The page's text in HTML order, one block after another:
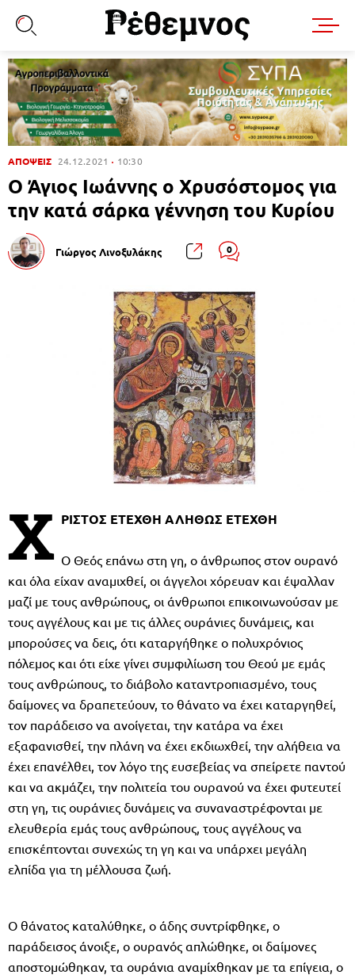
ΑΠΟΨΕΙΣ 24.12.2021 10:30
Ο Άγιος Ιωάννης ο Χρυσόστομος για
την κατά σάρκα γέννηση του Κυρίου
Γιώργος Λινοξυλάκης 0
Χ ΡΙΣΤΟΣ ΕΤΕΧΘΗ ΑΛΗΘΩΣ ΕΤΕΧΘΗ
Ο Θεός επάνω στη γη, ο άνθρωπος στον ουρανό
και όλα είχαν αναμιχθεί, οι άγγελοι χόρευαν και έψαλλαν
μαζί με τους ανθρώπους, οι άνθρωποι επικοινωνούσαν με
τους αγγέλους και με τις άλλες ουράνιες δυνάμεις, και
μπορούσες να δεις, ότι καταργήθηκε ο πολυχρόνιος
πόλεμος και ότι είχε γίνει συμφιλίωση του Θεού με εμάς
τους ανθρώπους, το διάβολο καταντροπιασμένο, τους
δαίμονες να δραπετεύουν, το θάνατο να έχει καταργηθεί,
τον παράδεισο να ανοίγεται, την κατάρα να έχει
εξαφανισθεί, την πλάνη να έχει εκδιωχθεί, την αλήθεια να
έχει επανέλθει, τον λόγο της ευσεβείας να σπείρετε παντού
και να ακμάζει, την πολιτεία του ουρανού να έχει φυτευτεί
στη γη, τις ουράνιες δυνάμεις να συναναστρέφονται με
ελευθερία εμάς τους ανθρώπους, τους αγγέλους να
επισκέπτονται συνεχώς τη γη και να υπάρχει μεγάλη
ελπίδα για τη μέλλουσα ζωή.
Ο θάνατος καταλύθηκε, ο άδης συντρίφθηκε, ο
παράδεισος άνοιξε, ο ουρανός απλώθηκε, οι δαίμονες
αποστομώθηκαν, τα ουράνια αναμίχθηκαν με τα επίγεια, ο